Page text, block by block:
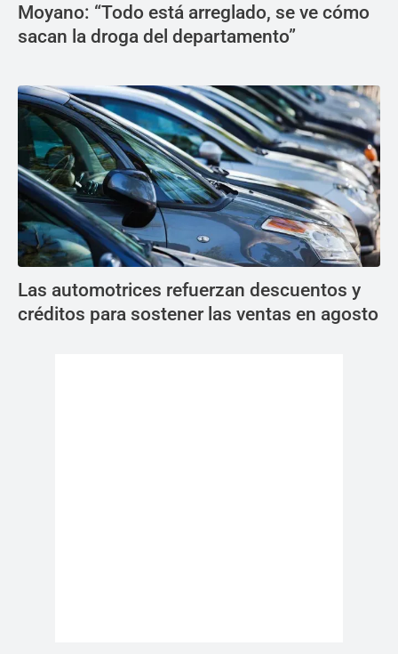
Moyano: “Todo está arreglado, se ve cómo
sacan la droga del departamento”
Las automotrices refuerzan descuentos y
créditos para sostener las ventas en agosto